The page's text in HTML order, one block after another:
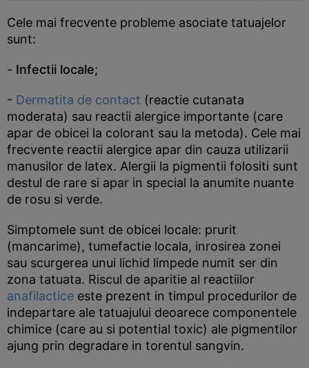
Cele mai frecvente probleme asociate tatuajelor
sunt:
- Infectii locale;
- Dermatita de contact (reactie cutanata
moderata) sau reactii alergice importante (care
apar de obicei la colorant sau la metoda). Cele mai
frecvente reactii alergice apar din cauza utilizarii
manusilor de latex. Alergii la pigmentii folositi sunt
destul de rare si apar in special la anumite nuante
de rosu si verde.
Simptomele sunt de obicei locale: prurit
(mancarime), tumefactie locala, inrosirea zonei
sau scurgerea unui lichid limpede numit ser din
zona tatuata. Riscul de aparitie al reactiilor
anafilactice este prezent in timpul procedurilor de
indepartare ale tatuajului deoarece componentele
chimice (care au si potential toxic) ale pigmentilor
ajung prin degradare in torentul sangvin.